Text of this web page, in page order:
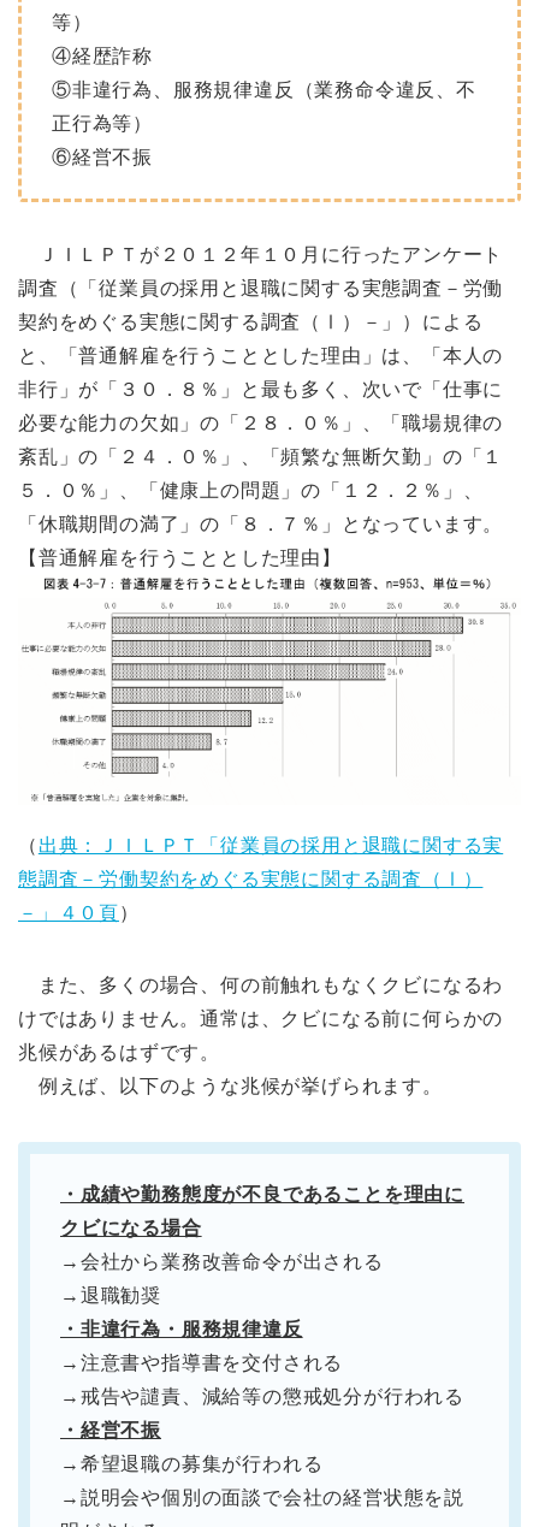
等）
④経歴詐称
⑤非違行為、服務規律違反（業務命令違反、不
正行為等）
⑥経営不振
ＪＩＬＰＴが２０１２年１０月に行ったアンケート
調査（「従業員の採用と退職に関する実態調査－労働
契約をめぐる実態に関する調査（Ⅰ）－」）による
と、「普通解雇を行うこととした理由」は、「本人の
非行」が「３０．８％」と最も多く、次いで「仕事に
必要な能力の欠如」の「２８．０％」、「職場規律の
紊乱」の「２４．０％」、「頻繁な無断欠勤」の「１
５．０％」、「健康上の問題」の「１２．２％」、
「休職期間の満了」の「８．７％」となっています。
【普通解雇を行うこととした理由】
（ 出典：ＪＩＬＰＴ「従業員の採用と退職に関する実
態調査－労働契約をめぐる実態に関する調査（Ⅰ）
－」４０頁）
また、多くの場合、何の前触れもなくクビになるわ
けではありません。通常は、クビになる前に何らかの
兆候があるはずです。
例えば、以下のような兆候が挙げられます。
・成績や勤務態度が不良であることを理由に
クビになる場合
→会社から業務改善命令が出される
→退職勧奨
・非違行為・服務規律違反
→注意書や指導書を交付される
→戒告や譴責、減給等の懲戒処分が行われる
・経営不振
→希望退職の募集が行われる
→説明会や個別の面談で会社の経営状態を説